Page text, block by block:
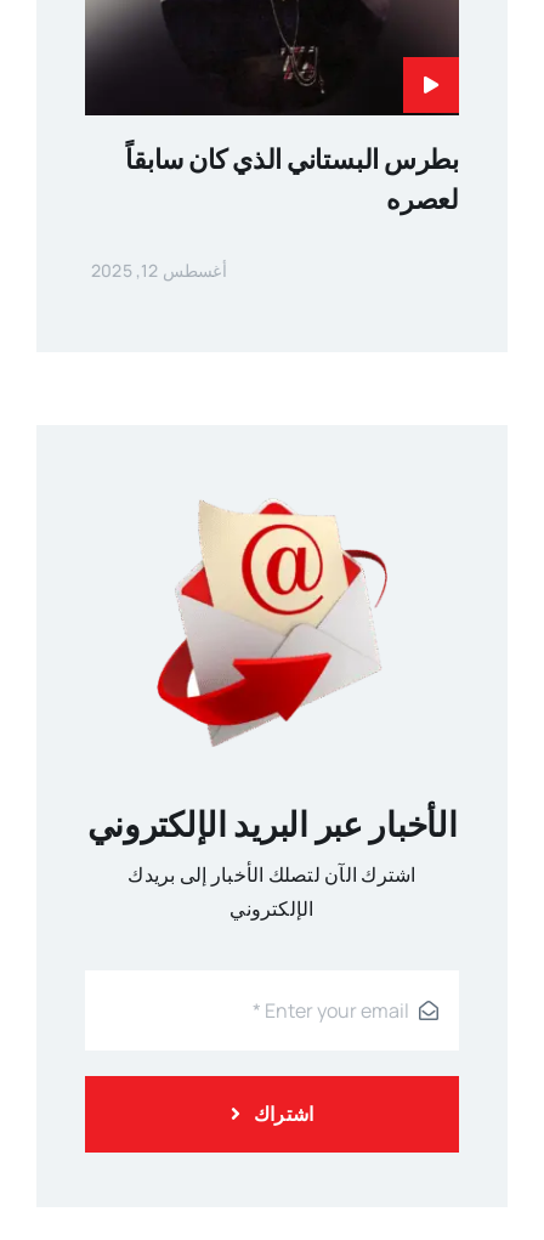
بطرس البستاني الذي كان سابقاً
لعصره
أغسطس 12, 2025
الأخبار عبر البريد الإلكتروني
اشترك الآن لتصلك الأخبار إلى بريدك
الإلكتروني
اشتراك